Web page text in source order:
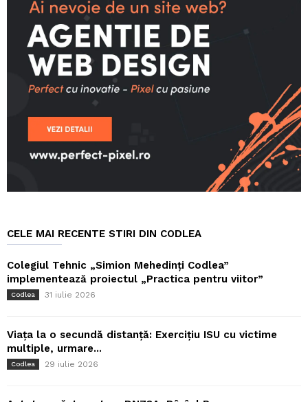
CELE MAI RECENTE STIRI DIN CODLEA
Colegiul Tehnic „Simion Mehedinți Codlea”
implementează proiectul „Practica pentru viitor”
Codlea 31 iulie 2026
Viața la o secundă distanță: Exercițiu ISU cu victime
multiple, urmare...
Codlea 29 iulie 2026